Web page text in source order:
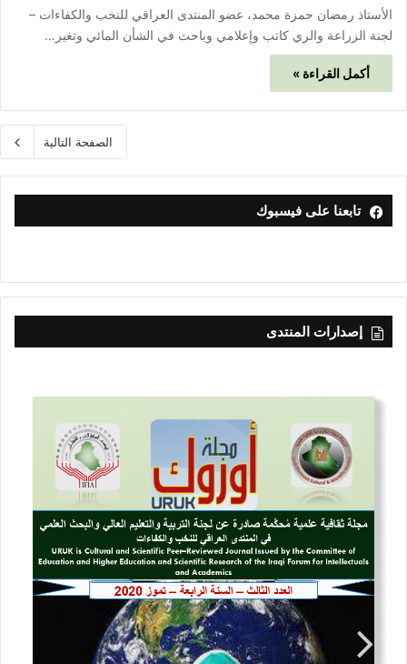
الأستاذ رمضان حمزة محمد، عضو المنتدى العراقي للنخب والكفاءات –
لجنة الزراعة والري كاتب وإعلامي وباحث في الشأن المائي وتغير…
أكمل القراءة »
الصفحة التالية
تابعنا على فيسبوك
إصدارات المنتدى